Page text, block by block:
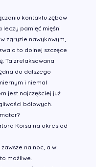
kontaktu zębów
leczy pamięć mięśni
zgryzie nawykowym,
to dolnej szczęce
Ta zrelaksowana
do dalszego
i niemal
jest najczęściej już
bólowych.
Koisa na okres od
na noc, a w
możliwe.